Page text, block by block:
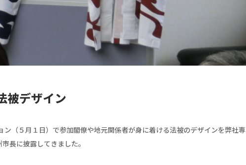
被デザイン
ン（５月１日）で参加閣僚や地元関係者が身に着ける法被のデザインを弊社専
長に披露してきました。